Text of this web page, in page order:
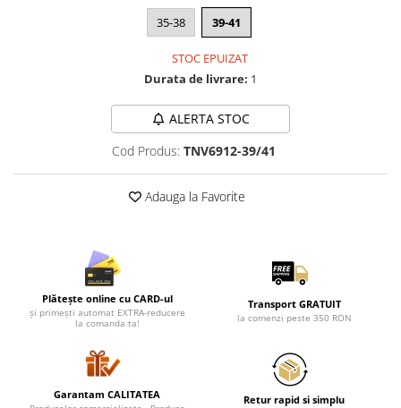
Lenjerii de pat pentru copii
Pijamale de barbati
Seturi elegante femei
Umbrele
Pijamale de copii
Pijamale BIG SIZE femei
Cadouri ocazii speciale
Tricouri de craciun
35-38 39-41
STOC EPUIZAT
Durata de livrare: 1
ALERTA STOC
Cod Produs: TNV6912-39/41
Adauga la Favorite
Plătește online cu CARD-ul
și primești automat EXTRA-reducere
la comanda ta!
Transport GRATUIT
la comenzi peste 350 RON
Garantam CALITATEA Retur rapid si simplu